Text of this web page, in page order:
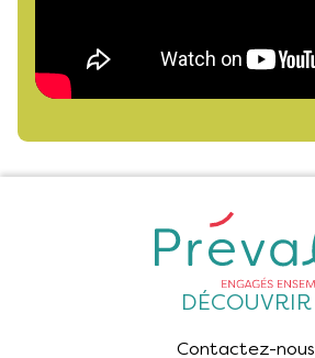
DÉCOUVRIR
Contactez-nous